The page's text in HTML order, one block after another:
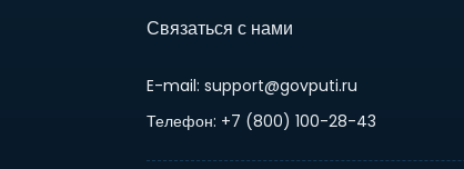
Связаться с нами
E-mail: support@govputi.ru
Телефон: +7 (800) 100-28-43